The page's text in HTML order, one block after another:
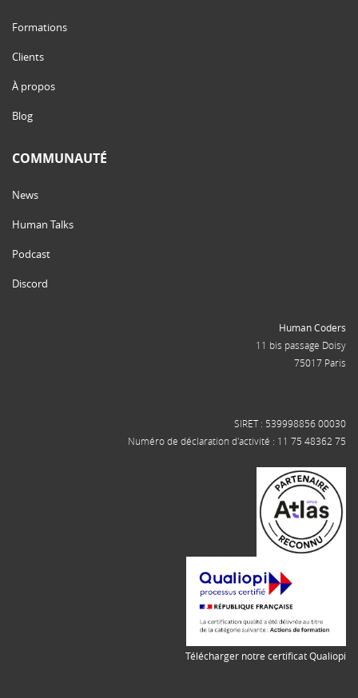
Formations
Clients
À propos
Blog
COMMUNAUTÉ
News
Human Talks
Podcast
Discord
Human Coders
11 bis passage Doisy
75017 Paris
SIRET : 539998856 00030
Numéro de déclaration d'activité : 11 75 48362 75
Télécharger notre certificat Qualiopi